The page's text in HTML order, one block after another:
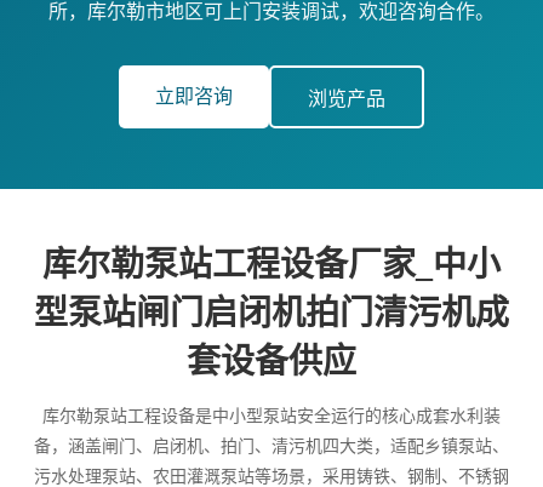
所，库尔勒市地区可上门安装调试，欢迎咨询合作。
立即咨询 浏览产品
库尔勒泵站工程设备厂家_中小
型泵站闸门启闭机拍门清污机成
套设备供应
库尔勒泵站工程设备是中小型泵站安全运行的核心成套水利装
备，涵盖闸门、启闭机、拍门、清污机四大类，适配乡镇泵站、
污水处理泵站、农田灌溉泵站等场景，采用铸铁、钢制、不锈钢